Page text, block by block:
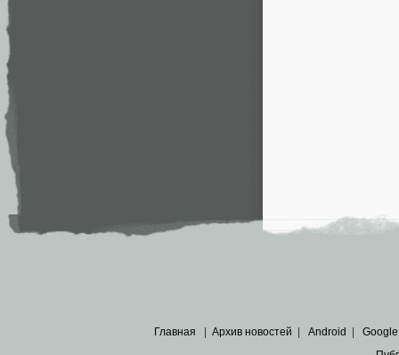
Главная Архив новостей Android Google